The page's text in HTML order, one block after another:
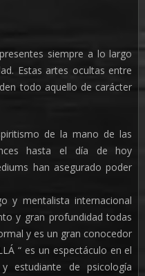
siempre a lo largo
Estas artes ocultas entre
todo aquello de carácter
de la mano de las
hasta el día de hoy
han asegurado poder
y mentalista internacional
y gran profundidad todas
y es un gran conocedor
“ es un espectáculo en el
estudiante de psicología